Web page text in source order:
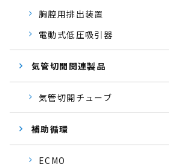
胸腔用排出装置
電動式低圧吸引器
気管切開関連製品
気管切開チューブ
補助循環
ECMO